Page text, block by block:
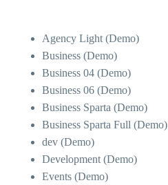
Agency Light (Demo)
Business (Demo)
Business 04 (Demo)
Business 06 (Demo)
Business Sparta (Demo)
Business Sparta Full (Demo)
dev (Demo)
Development (Demo)
Events (Demo)